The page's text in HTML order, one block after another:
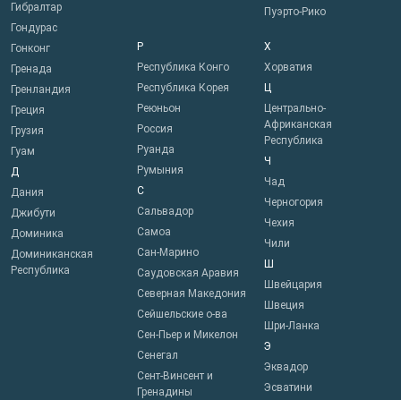
Гибралтар
Гондурас
Гонконг
Гренада
Гренландия
Греция
Грузия
Гуам
Д
Дания
Джибути
Доминика
Доминиканская
Республика
Пуэрто-Рико
Р
Республика Конго
Республика Корея
Реюньон
Россия
Руанда
Румыния
С
Сальвадор
Самоа
Сан-Марино
Саудовская Аравия
Северная Македония
Сейшельские о-ва
Сен-Пьер и Микелон
Сенегал
Сент-Винсент и
Гренадины
Х
Хорватия
Ц
Центрально-
Африканская
Республика
Ч
Чад
Черногория
Чехия
Чили
Ш
Швейцария
Швеция
Шри-Ланка
Э
Эквадор
Эсватини